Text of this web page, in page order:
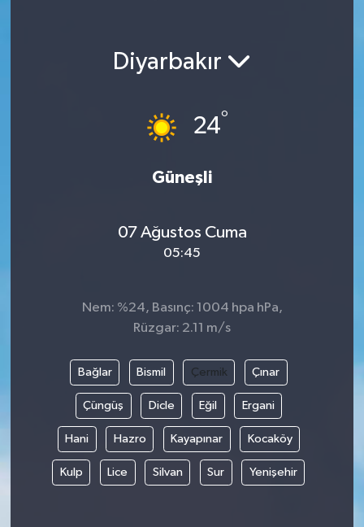
Diyarbakır
24°
Güneşli
07 Ağustos Cuma
05:45
Nem: %24, Basınç: 1004 hpa hPa,
Rüzgar: 2.11 m/s
Bağlar Bismil Çermik Çınar
Çüngüş Dicle Eğil Ergani
Hani Hazro Kayapınar Kocaköy
Kulp Lice Silvan Sur Yenişehir